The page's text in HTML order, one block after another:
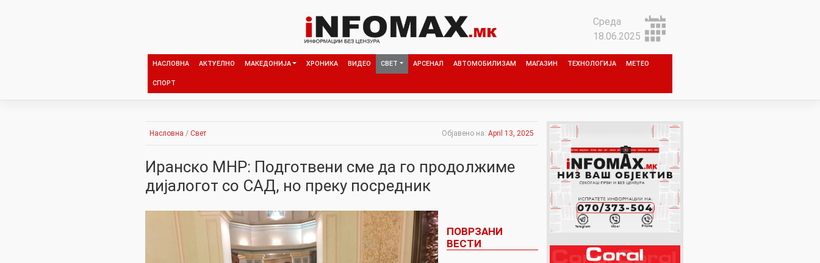
Среда
18.06.2025
НАСЛОВНА АКТУЕЛНО МАКЕДОНИЈА ХРОНИКА ВИДЕО СВЕТ АРСЕНАЛ АВТОМОБИЛИЗАМ МАГАЗИН ТЕХНОЛОГИЈА МЕТЕО
СПОРТ
Насловна / Свет Објавено на: April 13, 2025
Иранско МНР: Подготвени сме да го продолжиме
дијалогот со САД, но преку посредник
ПОВРЗАНИ
ВЕСТИ